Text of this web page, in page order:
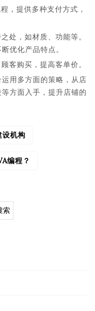
，提供多种支付方式，
处，如材质、功能等。
优化产品特点。
客购买，提高客单价。
用多方面的策略，从店
方面入手，提升店铺的
设机构
编程？
索